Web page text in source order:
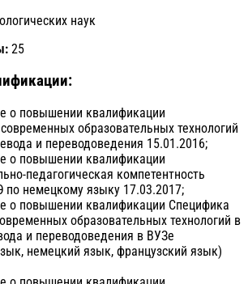
наук
25
о повышении квалификации
образовательных технологий
и переводоведения 15.01.2016;
о повышении квалификации
педагогическая компетентность
по немецкому языку 17.03.2017;
о повышении квалификации Специфика
образовательных технологий в
и переводоведения в ВУЗе
немецкий язык, французский язык)